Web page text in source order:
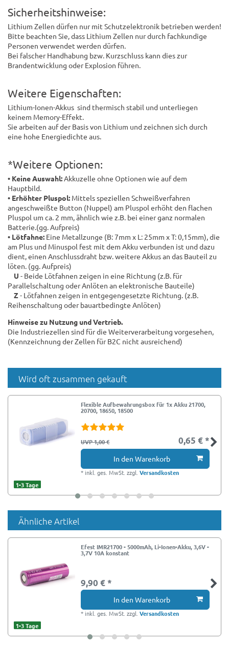
Sicherheitshinweise:
Lithium Zellen dürfen nur mit Schutzelektronik betrieben werden!
Bitte beachten Sie, dass Lithium Zellen nur durch fachkundige
Personen verwendet werden dürfen.
Bei falscher Handhabung bzw. Kurzschluss kann dies zur
Brandentwicklung oder Explosion führen.
Weitere Eigenschaften:
Lithium-Ionen-Akkus sind thermisch stabil und unterliegen
keinem Memory-Effekt.
Sie arbeiten auf der Basis von Lithium und zeichnen sich durch
eine hohe Energiedichte aus.
*Weitere Optionen:
• Keine Auswahl:Akkuzelle ohne Optionen wie auf dem
Hauptbild.
• Erhöhter Pluspol: Mittels speziellen Schweißverfahren
angeschweißte Button (Nuppel) am Pluspol erhöht den flachen
Pluspol um ca. 2 mm, ähnlich wie z.B. bei einer ganz normalen
Batterie.(gg. Aufpreis)
• Lötfahne: Eine Metallzunge (B: 7mm x L: 25mm x T: 0,15mm), die
am Plus und Minuspol fest mit dem Akku verbunden ist und dazu
dient, einen Anschlussdraht bzw. weitere Akkus an das Bauteil zu
löten. (gg. Aufpreis)
U - Beide Lötfahnen zeigen in eine Richtung (z.B. für
Parallelschaltung oder Anlöten an elektronische Bauteile)
Z- Lötfahnen zeigen in entgegengesetzte Richtung. (z.B.
Reihenschaltung oder bauartbedingte Anlöten)
Hinweise zu Nutzung und Vertrieb.
Die Industriezellen sind für die Weiterverarbeitung vorgesehen,
(Kennzeichnung der Zellen für B2C nicht ausreichend)
Wird oft zusammen gekauft
Flexible Aufbewahrungsbox für 1x Akku 21700,
20700, 18650, 18500
UVP 1,00 € 0,65 € *
In den Warenkorb
* inkl. ges. MwSt. zzgl.Versandkosten
1-3 Tage
Ähnliche Artikel
Efest IMR21700 - 5000mAh, Li-Ionen-Akku, 3,6V -
3,7V 10A konstant
9,90 € *
In den Warenkorb
* inkl. ges. MwSt. zzgl.Versandkosten
1-3 Tage